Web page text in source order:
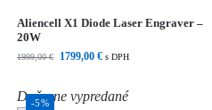
Aliencell X1 Diode Laser Engraver –
20W
1999,00€ 1799,00 € s DPH
-5%
Dočasne vypredané